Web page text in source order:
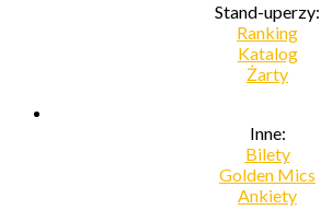
Stand-uperzy:
Ranking
Katalog
Żarty
Inne:
Bilety
Golden Mics
Ankiety